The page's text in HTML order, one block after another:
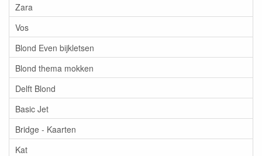
Zara
Vos
Blond Even bijkletsen
Blond thema mokken
Delft Blond
Basic Jet
Bridge - Kaarten
Kat